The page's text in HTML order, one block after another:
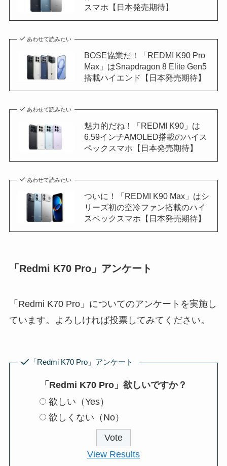
スマホ【日本発売期待】
あわせて読みたい
BOSE協業だ！「REDMI K90 Pro
Max」はSnapdragon 8 Elite Gen5
搭載ハイエンド【日本発売期待】
あわせて読みたい
魅力的だね！「REDMI K90」は
6.59インチAMOLED搭載のハイス
ペックスマホ【日本発売期待】
あわせて読みたい
ついに！「REDMI K90 Max」はシ
リーズ初の空冷ファン搭載のハイ
スペックスマホ【日本発売期待】
「Redmi K70 Pro」アンケート
「Redmi K70 Pro」についてのアンケートを実施し
ています。よろしければ投票してみてください。
「Redmi K70 Pro」アンケート
「Redmi K70 Pro」欲しいですか？
欲しい（Yes）
欲しくない（No）
View Results